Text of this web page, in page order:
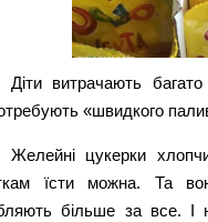
Діти витрачають багато
«швидкого
Желейні цукерки
їсти можна. Та
більше за все. І